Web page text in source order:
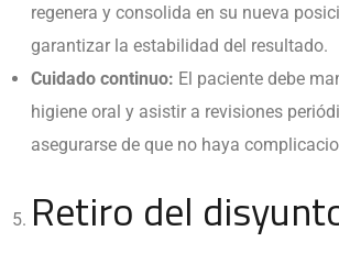
regenera y consolida en su nueva
garantizar la estabilidad del resultado.
Cuidado continuo: El paciente debe
higiene oral y asistir a revisiones
asegurarse de que no haya
Retiro del